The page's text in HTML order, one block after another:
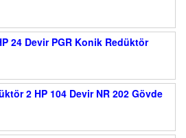
24 Devir PGR Konik Redüktör
2 HP 104 Devir NR 202 Gövde